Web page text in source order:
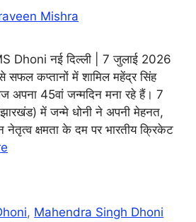
Mishra
Dhoni नई दिल्ली | 7 जुलाई 2026
सफल कप्तानों में शामिल महेंद्र सिंह
अपना 45वां जन्मदिन मना रहे हैं। 7
में जन्मे धोनी ने अपनी मेहनत,
नेतृत्व क्षमता के दम पर भारतीय क्रिकेट
, Mahendra Singh Dhoni